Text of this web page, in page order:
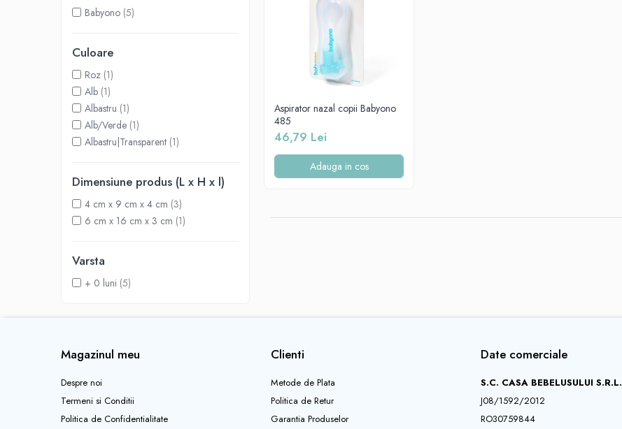
Reductoare moi
Seturi cadite 92 cm
Seturi cadite anatomice
Suporti anatomici plastic
Suporti anatomici textili
Suporti metalici cadite
Accesorii patuturi
Fotolii, mese si scaune copii
Leagane copii
Mese de infasat BASIC 50x70 cm
Babyono (5)
Culoare
Roz (1)
Alb (1)
Albastru (1)
Alb/Verde (1)
Albastru|Transparent (1)
Dimensiune produs (L x H x l)
4 cm x 9 cm x 4 cm (3)
6 cm x 16 cm x 3 cm (1)
Varsta
+ 0 luni (5)
Aspirator nazal copii Babyono
485
46,79 Lei
Adauga in cos
Magazinul meu
Despre noi
Termeni si Conditii
Politica de Confidentialitate
Clienti
Metode de Plata
Politica de Retur
Garantia Produselor
Date comerciale
S.C. CASA BEBELUSULUI S.R.L.
J08/1592/2012
RO30759844